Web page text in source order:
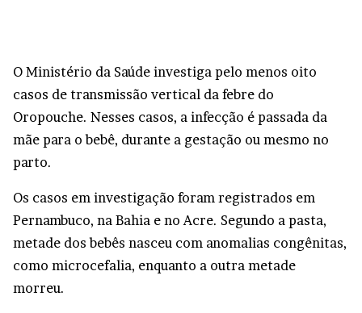
O Ministério da Saúde investiga pelo menos oito
casos de transmissão vertical da febre do
Oropouche. Nesses casos, a infecção é passada da
mãe para o bebê, durante a gestação ou mesmo no
parto.
Os casos em investigação foram registrados em
Pernambuco, na Bahia e no Acre. Segundo a pasta,
metade dos bebês nasceu com anomalias congênitas,
como microcefalia, enquanto a outra metade
morreu.